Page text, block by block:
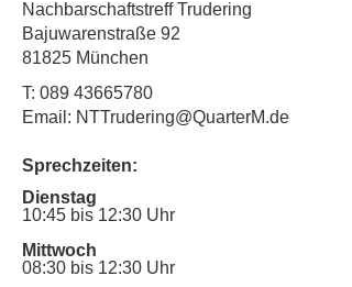
Nachbarschaftstreff Trudering
Bajuwarenstraße 92
81825 München
T: 089 43665780
Email: NTTrudering@QuarterM.de
Sprechzeiten:
Dienstag
10:45 bis 12:30 Uhr
Mittwoch
08:30 bis 12:30 Uhr